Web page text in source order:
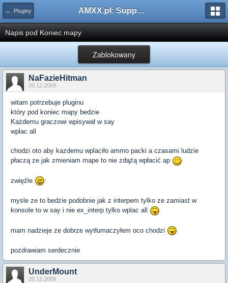
← Pluginy AMXX.pl: Support AMX Mod X i SourceMod
Napis pod Koniec mapy
Zablokowany
NaFazieHitman
20.12.2009
witam potrzebuje pluginu
który pod koniec mapy bedzie
Każdemu graczowi wpisywał w say
wplac all
chodzi oto aby kazdemu wplaciło ammo packi a czasami ludzie
płaczą ze jak zmieniam mape to nie zdążą wpłacić ap
zwięźle :
mysle ze to bedzie podobnie jak z interpem tylko ze zamiast w
konsole to w say i nie ex_interp tylko wplac all
mam nadzieje ze dobrze wytłumaczyłem oco chodzi
pozdrawiam serdecznie
UnderMount
20.12.2009